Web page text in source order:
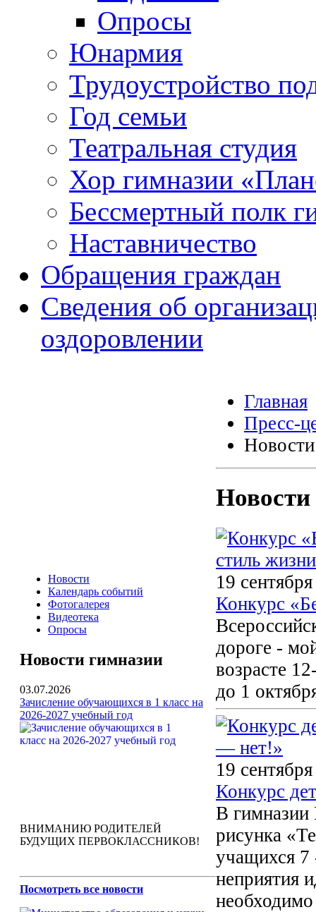
Опросы
Юнармия
Трудоустройство
Год семьи
Театральная студия
Хор гимназии
Бессмертный полк
Наставничество
Обращения граждан
Сведения об
оздоровлении
Новости
Календарь событий
Фотогалерея
Видеотека
Опросы
Новости гимназии
03.07.2026
Зачисление обучающихся в 1 класс на
2026-2027 учебный год
ВНИМАНИЮ РОДИТЕЛЕЙ
БУДУЩИХ ПЕРВОКЛАССНИКОВ!
Посмотреть все новости
Главная
Пресс-
Новости
19
Конкурс
дороге -
возрасте
до 1
19
Конкурс
В гимназии
рисунка
учащихся 7
неприятия